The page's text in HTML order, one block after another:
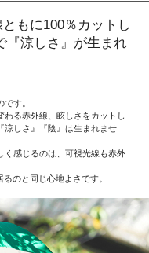
もに100％カットし
『涼しさ』が生まれ
す。
る赤外線、眩しさをカットし
涼しさ』『陰』は生まれませ
く感じるのは、可視光線も赤外
のと同じ心地よさです。